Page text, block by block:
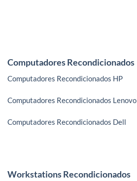
Computadores Recondicionados
Computadores Recondicionados HP
Computadores Recondicionados Lenovo
Computadores Recondicionados Dell
Workstations Recondicionados